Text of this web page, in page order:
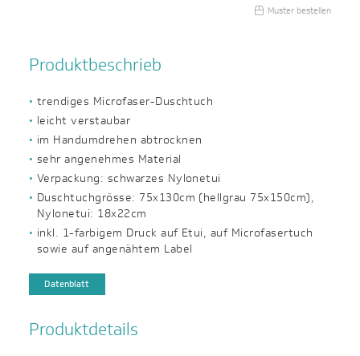
Muster bestellen
Produktbeschrieb
trendiges Microfaser-Duschtuch
leicht verstaubar
im Handumdrehen abtrocknen
sehr angenehmes Material
Verpackung: schwarzes Nylonetui
Duschtuchgrösse: 75x130cm (hellgrau 75x150cm),
Nylonetui: 18x22cm
inkl. 1-farbigem Druck auf Etui, auf Microfasertuch
sowie auf angenähtem Label
Datenblatt
Produktdetails